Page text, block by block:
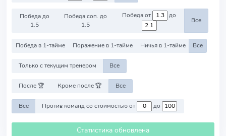
Победа до
1.5
Победа соп. до
1.5
Победа от до
Все
Победа в 1-тайме Поражение в 1-тайме Ничья в 1-тайме Все
Только с текущим тренером Все
После 🏆 Кроме после 🏆 Все
Все Против команд со стоимостью от до
Статистика обновлена